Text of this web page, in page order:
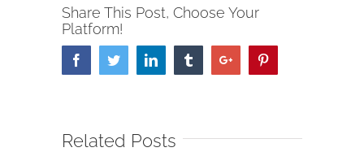
Share This Post, Choose Your
Platform!
FacebookTwitterLinkedin TumblrGoogle+
Related Posts